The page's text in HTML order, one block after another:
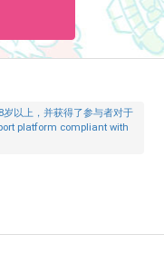
以上，并获得了参与者对于
platform compliant with